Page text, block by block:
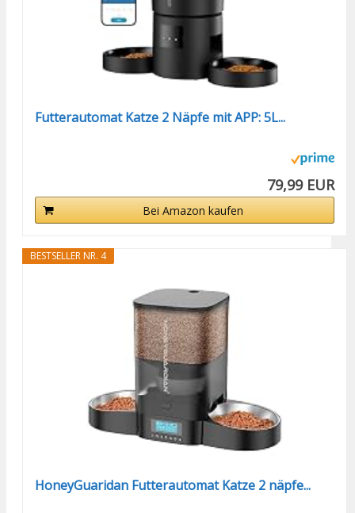
Futterautomat Katze 2 Näpfe mit APP: 5L...
79,99 EUR
Bei Amazon kaufen
BESTSELLER NR. 4
HoneyGuaridan Futterautomat Katze 2 näpfe...